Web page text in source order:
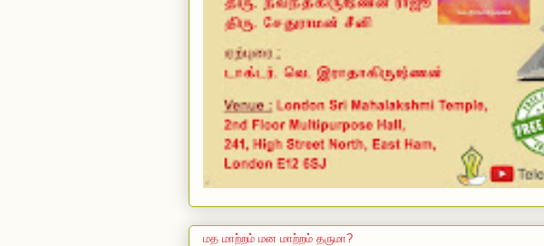
மத மாற்றம் மன மாற்றம் தருமா?